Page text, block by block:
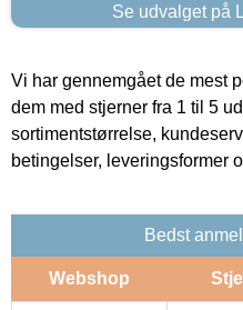
Se udvalget på
Vi har gennemgået de mest
dem med stjerner fra 1 til 5
sortimentstørrelse,
betingelser, leveringsformer
Bedst
Webshop